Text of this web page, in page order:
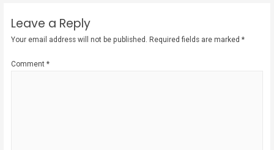
Leave a Reply
Your email address will not be published. Required fields are marked*
Comment*